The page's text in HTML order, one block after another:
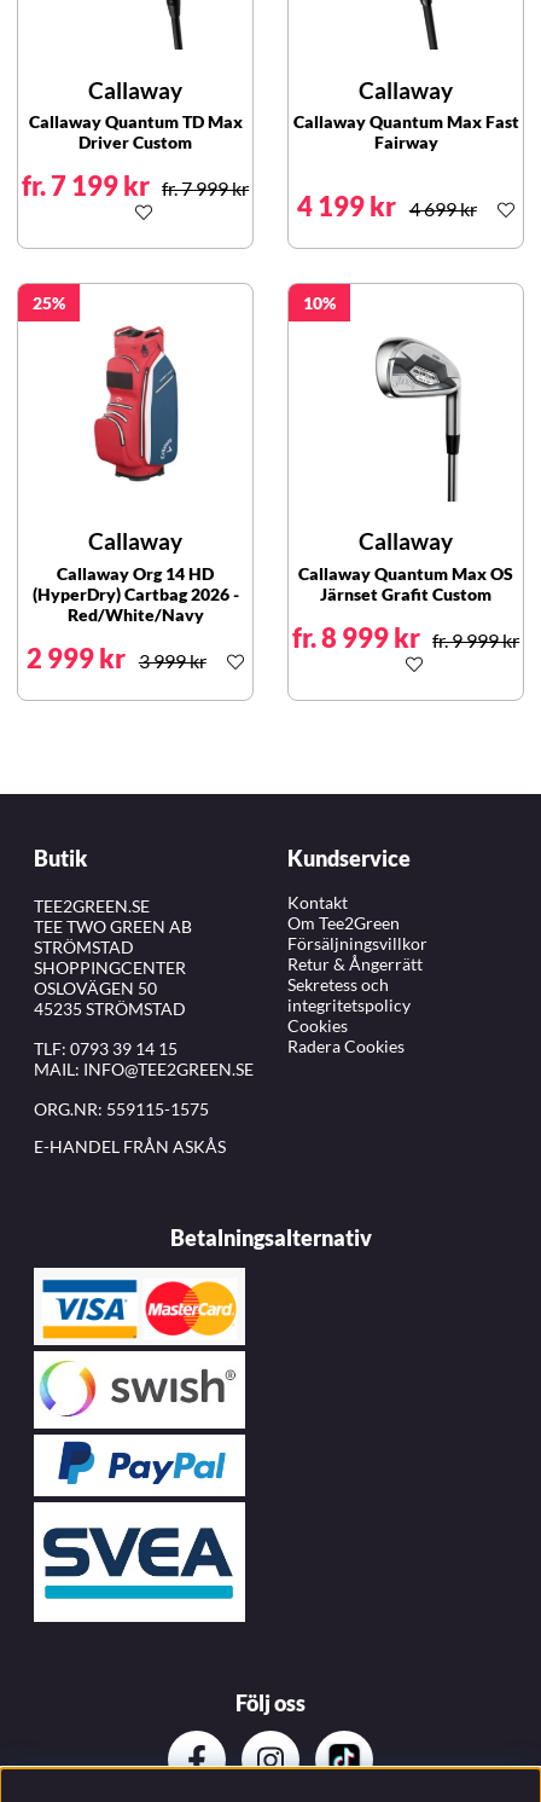
Callaway
Callaway Quantum TD Max
Driver Custom
fr. 7 199 kr fr. 7 999 kr
Callaway
Callaway Quantum Max Fast
Fairway
4 199 kr 4 699 kr
25
Callaway
Callaway Org 14 HD
(HyperDry) Cartbag 2026 -
Red/White/Navy
2 999 kr 3 999 kr
10
Callaway
Callaway Quantum Max OS
Järnset Grafit Custom
fr. 8 999 kr fr. 9 999 kr
Butik
TEE2GREEN.SE
TEE TWO GREEN AB
STRÖMSTAD
SHOPPINGCENTER
OSLOVÄGEN 50
45235 STRÖMSTAD
TLF: 0793 39 14 15
MAIL: INFO@TEE2GREEN.SE
ORG.NR: 559115-1575
E-HANDEL FRÅN ASKÅS
Kundservice
Kontakt
Om Tee2Green
Försäljningsvillkor
Retur & Ångerrätt
Sekretess och
integritetspolicy
Cookies
Radera Cookies
Betalningsalternativ
Följ oss